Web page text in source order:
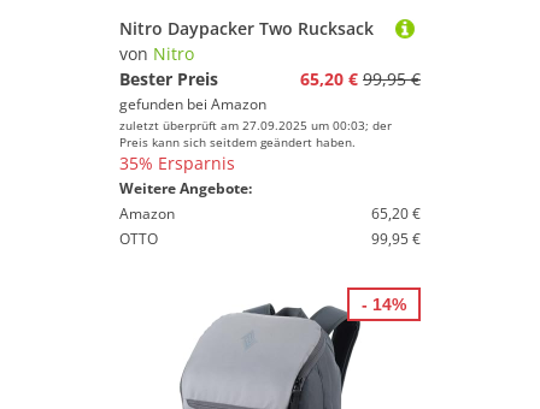
Nitro Daypacker Two Rucksack
von Nitro
Bester Preis
65,20 € 99,95 €
gefunden bei Amazon
zuletzt überprüft am 27.09.2025 um 00:03; der
Preis kann sich seitdem geändert haben.
35% Ersparnis
Weitere Angebote:
Amazon
65,20 €
OTTO
99,95 €
- 14%